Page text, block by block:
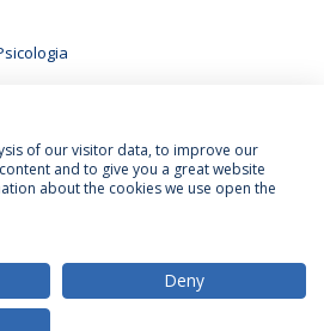
Termos & Condições
of our visitor data, to improve our
and to give you a great website
about the cookies we use open the
Deny